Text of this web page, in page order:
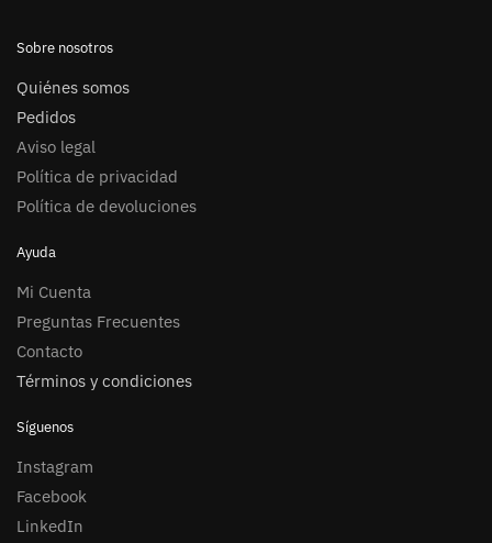
Sobre nosotros
Quiénes somos
Pedidos
Aviso legal
Política de privacidad
Política de devoluciones
Ayuda
Mi Cuenta
Preguntas Frecuentes
Contacto
Términos y condiciones
Síguenos
Instagram
Facebook
LinkedIn